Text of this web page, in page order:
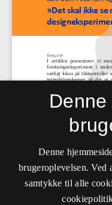
Denne
brugeroplevelsen. Ved
samtykke til alle